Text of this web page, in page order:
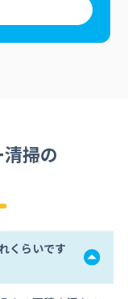
掃の
くらいです